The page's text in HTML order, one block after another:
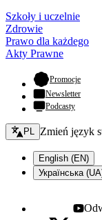
Szkoły i uczelnie
Zdrowie
Prawo dla każdego
Akty Prawne
Promocje-
Newsletter
Podcasty
Zmień język - bieżący:
PL Zmień język
English (EN)
Українська